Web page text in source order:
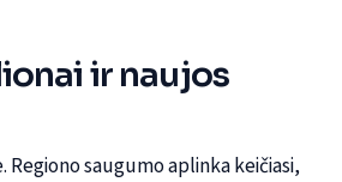
ir naujos
saugumo aplinka keičiasi,